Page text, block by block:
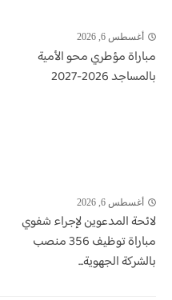
أغسطس 6, 2026
مباراة مؤطري محو الأمية
بالمساجد 2026-2027
أغسطس 6, 2026
لائحة المدعوين لإجراء شفوي
مباراة توظيف 356 منصب
بالشركة الجهوية...